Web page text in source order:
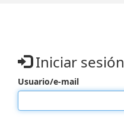
Iniciar sesión
Usuario/e-mail